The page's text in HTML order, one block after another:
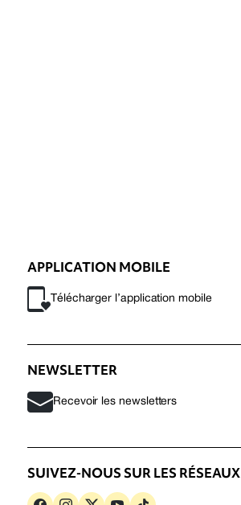
APPLICATION MOBILE
Télécharger l’application mobile
NEWSLETTER
Recevoir les newsletters
SUIVEZ-NOUS SUR LES RÉSEAUX